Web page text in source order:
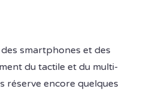
smartphones et des
du tactile et du multi-
réserve encore quelques